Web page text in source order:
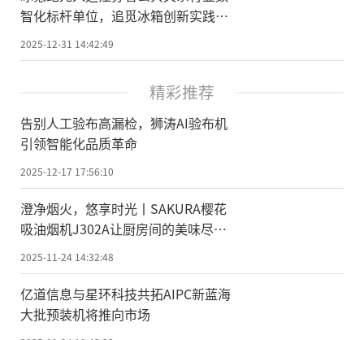
智化标杆单位，追觅冰箱创新实践荣
2025-12-31 14:42:49
精彩推荐
告别人工验布高漏检，狮涛AI验布机
引领智能化品质革命
2025-12-17 17:56:10
澄净烟火，悠享时光丨SAKURA樱花
吸油烟机J302A让厨房间的美味尽情
绽放
2025-11-24 14:32:48
亿道信息与星环科技共拓AIPC新蓝海
大批预装机将推向市场